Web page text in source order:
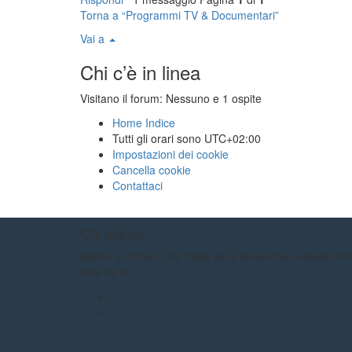
Torna a “Programmi TV & Documentari”
Vai a
Chi c’è in linea
Visitano il forum: Nessuno e 1 ospite
Home Indice
Tutti gli orari sono UTC+02:00
Impostazioni dei cookie
Cancella cookie
Contattaci
Chi siamo
Siamo un forum che tratta varie tematiche: e-Book,
click da te...